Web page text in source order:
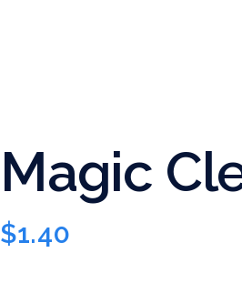
Magic
$1.40